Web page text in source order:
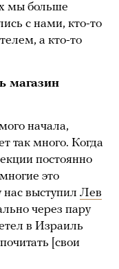
мы больше
с нами, кто-то
а кто-то
магазин
начала,
так много. Когда
постоянно
это
выступил Лев
через пару
в Израиль
[свои